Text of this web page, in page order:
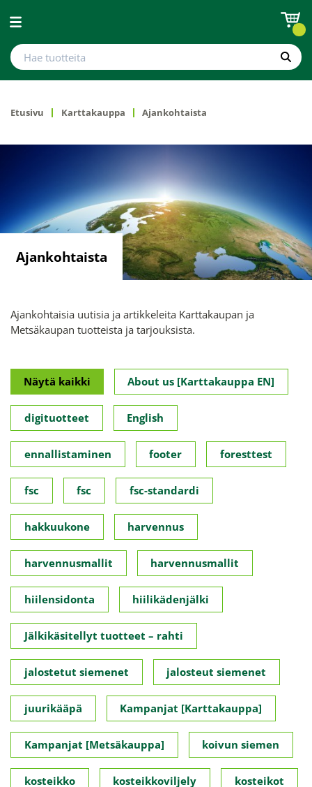
Avaa valikko
Hae tuotteita
Hae
Etusivu Karttakauppa Ajankohtaista
Ajankohtaista
Ajankohtaisia uutisia ja artikkeleita Karttakaupan ja
Metsäkaupan tuotteista ja tarjouksista.
Näytä kaikki About us [Karttakauppa EN]
digituotteet English
ennallistaminen footer foresttest
fsc fsc fsc-standardi
hakkuukone harvennus
harvennusmallit harvennusmallit
hiilensidonta hiilikädenjälki
Jälkikäsitellyt tuotteet – rahti
jalostetut siemenet jalosteut siemenet
juurikääpä Kampanjat [Karttakauppa]
Kampanjat [Metsäkauppa] koivun siemen
kosteikko kosteikkoviljely kosteikot